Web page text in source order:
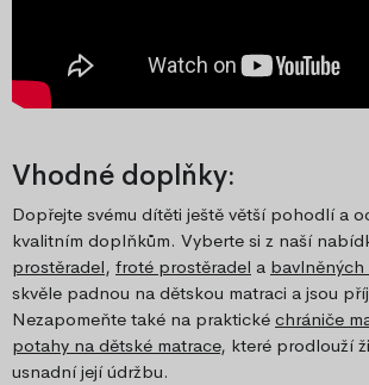
Vhodné doplňky:
Dopřejte svému dítěti ještě větší pohodlí a
kvalitním doplňkům. Vyberte si z naší
prostěradel, froté prostěradel a
skvěle padnou na dětskou matraci a jsou
Nezapomeňte také na praktické chrániče
potahy na dětské matrace, které prodlouží
usnadní její údržbu.